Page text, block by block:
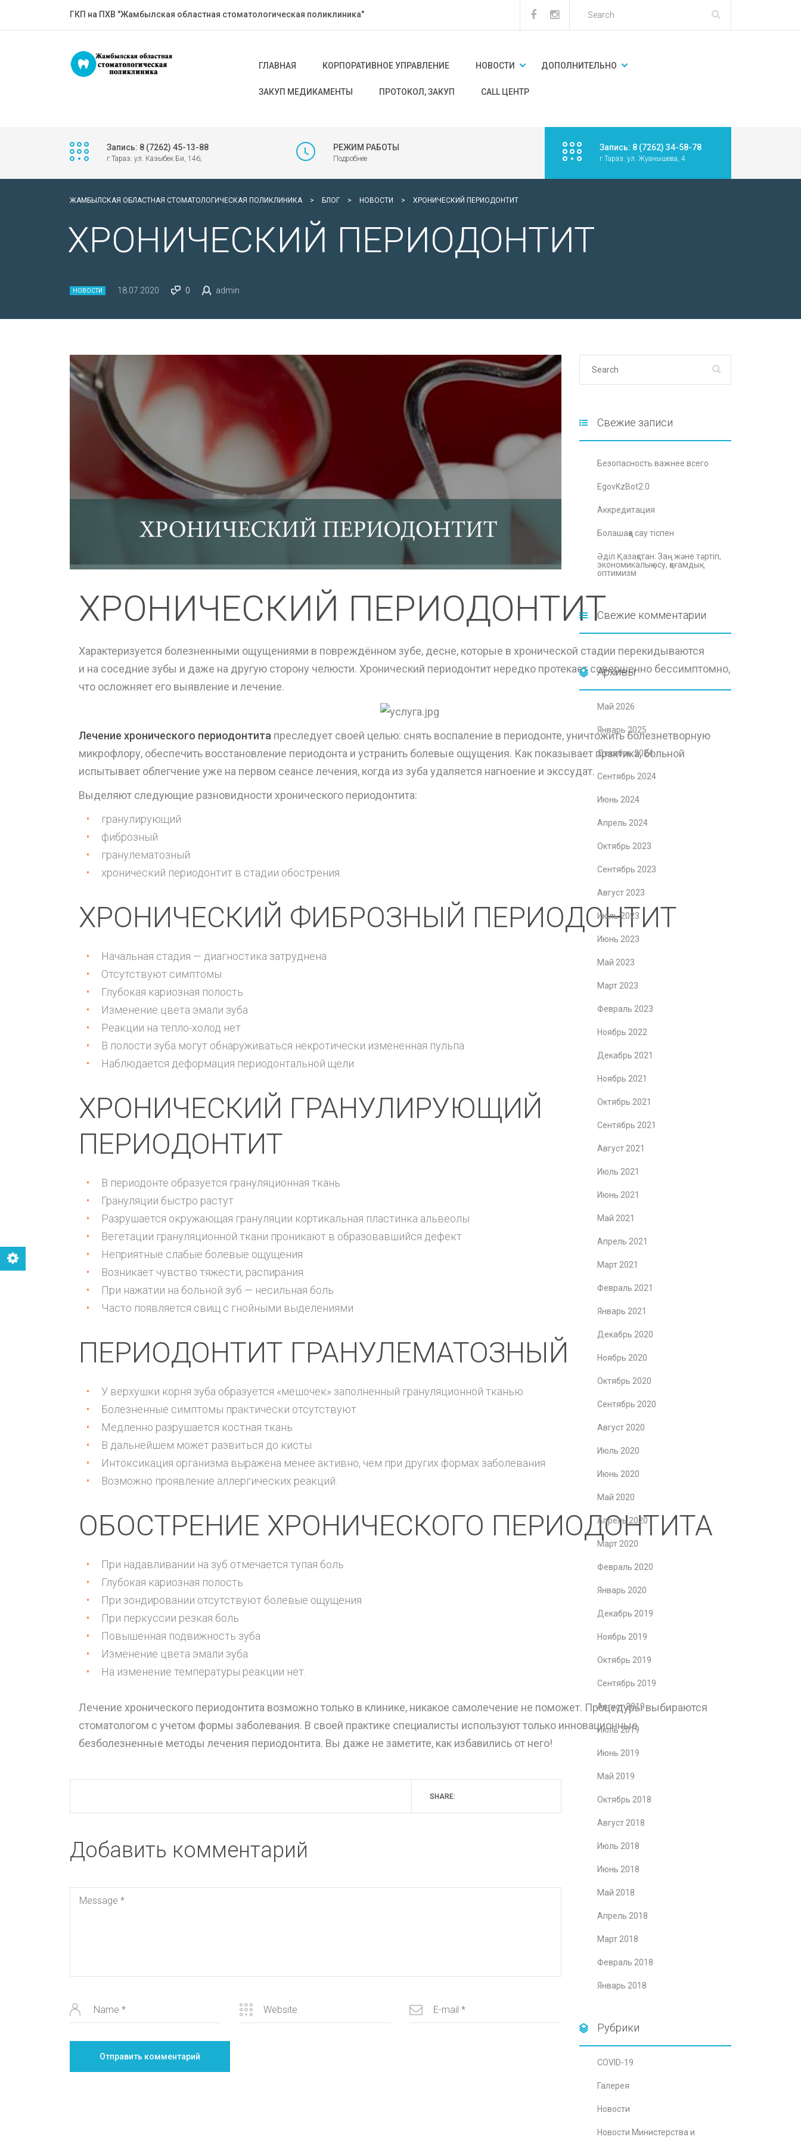
ГКП на ПХВ "Жамбылская областная стоматологическая поликлиника"
ГЛАВНАЯ КОРПОРАТИВНОЕ УПРАВЛЕНИЕ НОВОСТИ ДОПОЛНИТЕЛЬНО
ЗАКУП МЕДИКАМЕНТЫ ПРОТОКОЛ, ЗАКУП CALL ЦЕНТР
Запись: 8 (7262) 45-13-88
г.Тараз. ул. Казыбек Би, 146;
РЕЖИМ РАБОТЫ
Подробнее
Запись: 8 (7262) 34-58-78
г.Тараз. ул. Жуанышева, 4
ЖАМБЫЛСКАЯ ОБЛАСТНАЯ СТОМАТОЛОГИЧЕСКАЯ ПОЛИКЛИНИКА > БЛОГ > НОВОСТИ > ХРОНИЧЕСКИЙ ПЕРИОДОНТИТ
ХРОНИЧЕСКИЙ ПЕРИОДОНТИТ
НОВОСТИ 18.07.2020 0 admin
ХРОНИЧЕСКИЙ ПЕРИОДОНТИТ
Характеризуется болезненными ощущениями в повреждённом зубе, десне, которые в хронической стадии перекидываются
и на соседние зубы и даже на другую сторону челюсти. Хронический периодонтит нередко протекает совершенно бессимптомно,
что осложняет его выявление и лечение.
Лечение хронического периодонтита преследует своей целью: снять воспаление в периодонте, уничтожить болезнетворную
микрофлору, обеспечить восстановление периодонта и устранить болевые ощущения. Как показывает практика, больной
испытывает облегчение уже на первом сеансе лечения, когда из зуба удаляется нагноение и экссудат.
Выделяют следующие разновидности хронического периодонтита:
гранулирующий
фиброзный
гранулематозный
хронический периодонтит в стадии обострения.
ХРОНИЧЕСКИЙ ФИБРОЗНЫЙ ПЕРИОДОНТИТ
Начальная стадия — диагностика затруднена
Отсутствуют симптомы
Глубокая кариозная полость
Изменение цвета эмали зуба
Реакции на тепло-холод нет
В полости зуба могут обнаруживаться некротически измененная пульпа
Наблюдается деформация периодонтальной щели
ХРОНИЧЕСКИЙ ГРАНУЛИРУЮЩИЙ
ПЕРИОДОНТИТ
В периодонте образуется грануляционная ткань
Грануляции быстро растут
Разрушается окружающая грануляции кортикальная пластинка альвеолы
Вегетации грануляционной ткани проникают в образовавшийся дефект
Неприятные слабые болевые ощущения
Возникает чувство тяжести, распирания
При нажатии на больной зуб — несильная боль
Часто появляется свищ с гнойными выделениями
ПЕРИОДОНТИТ ГРАНУЛЕМАТОЗНЫЙ
У верхушки корня зуба образуется «мешочек» заполненный грануляционной тканью
Болезненные симптомы практически отсутствуют
Медленно разрушается костная ткань
В дальнейшем может развиться до кисты
Интоксикация организма выражена менее активно, чем при других формах заболевания
Возможно проявление аллергических реакций.
ОБОСТРЕНИЕ ХРОНИЧЕСКОГО ПЕРИОДОНТИТА
При надавливании на зуб отмечается тупая боль
Глубокая кариозная полость
При зондировании отсутствуют болевые ощущения
При перкуссии резкая боль
Повышенная подвижность зуба
Изменение цвета эмали зуба
На изменение температуры реакции нет.
Лечение хронического периодонтита возможно только в клинике, никакое самолечение не поможет. Процедуры выбираются
стоматологом с учетом формы заболевания. В своей практике специалисты используют только инновационные
безболезненные методы лечения периодонтита. Вы даже не заметите, как избавились от него!
SHARE:
Добавить комментарий
Свежие записи
Безопасность важнее всего
EgovKzBot2.0
Аккредитация
Болашаққа сау тіспен
Әділ Қазақстан: Заң және тәртіп,
экономикалық өсу, қоғамдық
оптимизм
Свежие комментарии
Архивы
Май 2026
Январь 2025
Декабрь 2024
Сентябрь 2024
Июнь 2024
Апрель 2024
Октябрь 2023
Сентябрь 2023
Август 2023
Июль 2023
Июнь 2023
Май 2023
Март 2023
Февраль 2023
Ноябрь 2022
Декабрь 2021
Ноябрь 2021
Октябрь 2021
Сентябрь 2021
Август 2021
Июль 2021
Июнь 2021
Май 2021
Апрель 2021
Март 2021
Февраль 2021
Январь 2021
Декабрь 2020
Ноябрь 2020
Октябрь 2020
Сентябрь 2020
Август 2020
Июль 2020
Июнь 2020
Май 2020
Апрель 2020
Март 2020
Февраль 2020
Январь 2020
Декабрь 2019
Ноябрь 2019
Октябрь 2019
Сентябрь 2019
Август 2019
Июль 2019
Июнь 2019
Май 2019
Октябрь 2018
Август 2018
Июль 2018
Июнь 2018
Май 2018
Апрель 2018
Март 2018
Февраль 2018
Январь 2018
Рубрики
COVID-19
Галерея
Новости
Новости Министерства и